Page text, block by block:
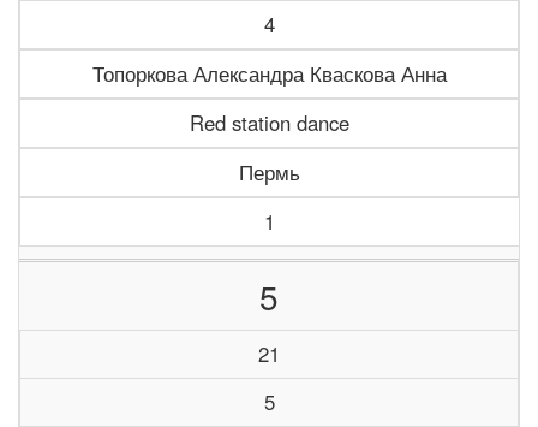
4
Топоркова Александра Кваскова Анна
Red station dance
Пермь
1
5
21
5